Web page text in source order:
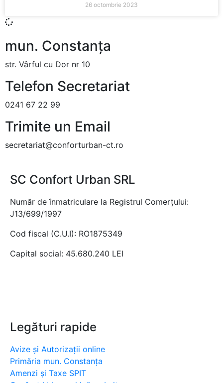
26 octombrie 2023
mun. Constanța
str. Vârful cu Dor nr 10
Telefon Secretariat
0241 67 22 99
Trimite un Email
secretariat@conforturban-ct.ro
SC Confort Urban SRL
Număr de înmatriculare la Registrul Comerțului:
J13/699/1997
Cod fiscal (C.U.I): RO1875349
Capital social: 45.680.240 LEI
Legături rapide
Avize și Autorizații online
Primăria mun. Constanța
Amenzi și Taxe SPIT